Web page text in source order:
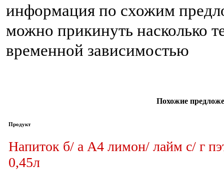
информация по схожим
можно прикинуть насколько
временной зависимостью
Похожие
Продукт
Напиток б/ а А4 лимон/ лайм с/ г
0,45л